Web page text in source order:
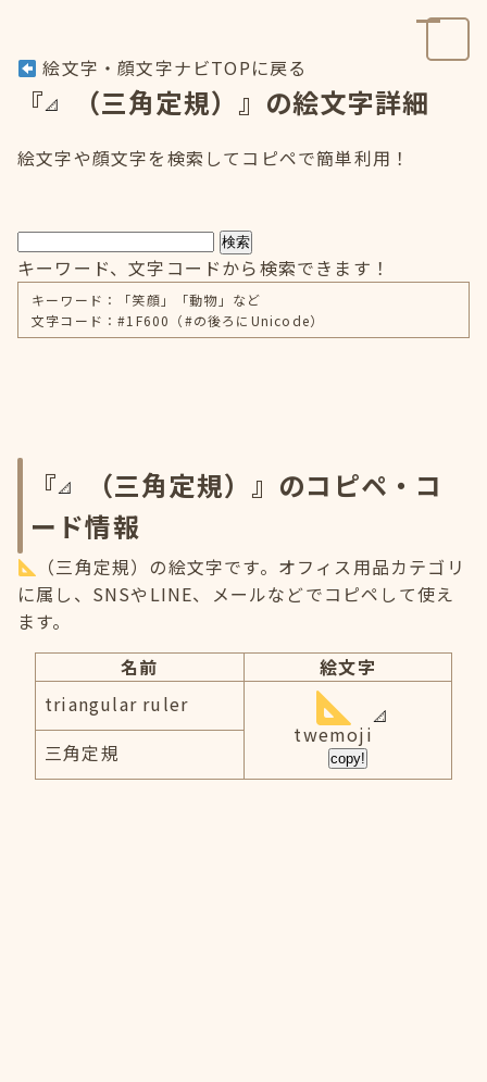
絵文字・顔文字ナビTOPに戻る
『 （三角定規）』の絵文字詳細
絵文字や顔文字を検索してコピペで簡単利用！
検索
キーワード、文字コードから検索できます！
キーワード：「笑顔」「動物」など
文字コード：#1F600（#の後ろにUnicode）
『
（三角定規）』のコピペ・コ
ード情報
（三角定規）の絵文字です。オフィス用品カテゴリ
に属し、SNSやLINE、メールなどでコピペして使え
ます。
名前
絵文字
triangular ruler
twemoji
copy!
三角定規